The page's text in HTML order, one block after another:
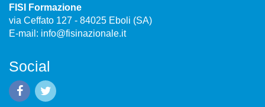
FISI Formazione
via Ceffato 127 - 84025 Eboli (SA)
E-mail: info@fisinazionale.it
Social